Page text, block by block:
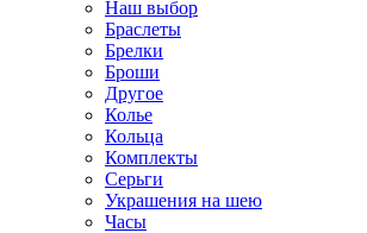
Наш выбор
Браслеты
Брелки
Броши
Другое
Колье
Кольца
Комплекты
Серьги
Украшения на шею
Часы